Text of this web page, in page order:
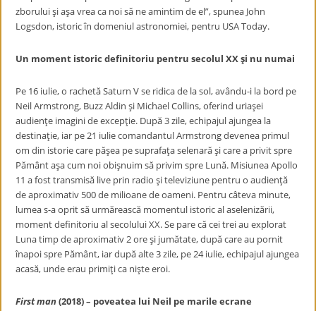
zborului şi aşa vrea ca noi să ne amintim de el”, spunea John
Logsdon, istoric în domeniul astronomiei, pentru USA Today.
Un moment istoric definitoriu pentru secolul XX şi nu numai
Pe 16 iulie, o rachetă Saturn V se ridica de la sol, avându-i la bord pe
Neil Armstrong, Buzz Aldin şi Michael Collins, oferind uriaşei
audienţe imagini de excepţie. După 3 zile, echipajul ajungea la
destinaţie, iar pe 21 iulie comandantul Armstrong devenea primul
om din istorie care păşea pe suprafaţa selenară şi care a privit spre
Pământ aşa cum noi obişnuim să privim spre Lună. Misiunea Apollo
11 a fost transmisă live prin radio şi televiziune pentru o audienţă
de aproximativ 500 de milioane de oameni. Pentru câteva minute,
lumea s-a oprit să urmărească momentul istoric al aselenizării,
moment definitoriu al secolului XX. Se pare că cei trei au explorat
Luna timp de aproximativ 2 ore şi jumătate, după care au pornit
înapoi spre Pământ, iar după alte 3 zile, pe 24 iulie, echipajul ajungea
acasă, unde erau primiţi ca nişte eroi.
First man (2018) – poveatea lui Neil pe marile ecrane